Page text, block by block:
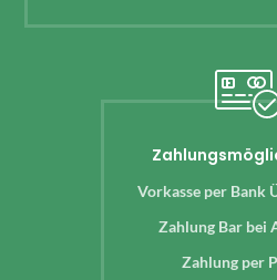
Vorkasse per Bank
Zahlung Bar bei
Zahlung per